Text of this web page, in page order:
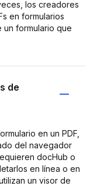
los creadores
en formularios
un formulario que
de
en un PDF,
del navegador
docHub o
en línea o en
un visor de